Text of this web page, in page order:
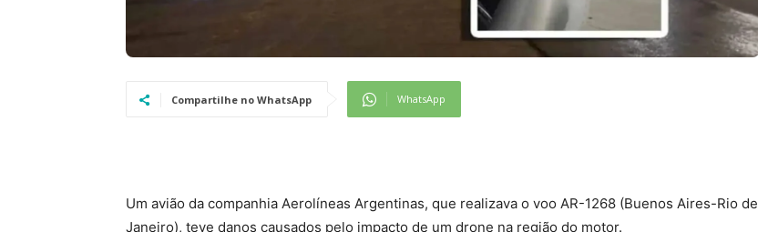
Compartilhe no WhatsApp WhatsApp
Um avião da companhia Aerolíneas Argentinas, que realizava o voo AR-1268 (Buenos Aires-Rio de
Janeiro), teve danos causados pelo impacto de um drone na região do motor.